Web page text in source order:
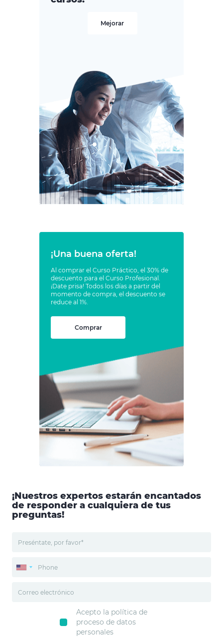
Mejorar
¡Una buena oferta!
Al comprar el Curso Práctico, el 30% de
descuento para el Curso Profesional.
¡Date prisa! Todos los días a partir del
momento de compra, el descuento se
reduce al 1%.
Comprar
¡Nuestros expertos estarán encantados
de responder a cualquiera de tus
preguntas!
Acepto la política de
proceso de datos
personales